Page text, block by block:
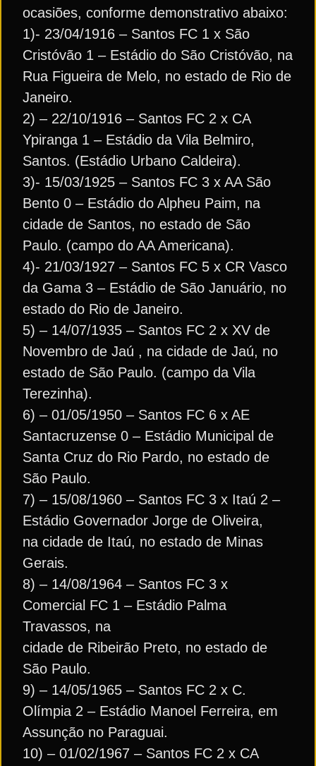
ocasiões, conforme demonstrativo abaixo:
1)- 23/04/1916 – Santos FC 1 x São
Cristóvão 1 – Estádio do São Cristóvão, na
Rua Figueira de Melo, no estado de Rio de
Janeiro.
2) – 22/10/1916 – Santos FC 2 x CA
Ypiranga 1 – Estádio da Vila Belmiro,
Santos. (Estádio Urbano Caldeira).
3)- 15/03/1925 – Santos FC 3 x AA São
Bento 0 – Estádio do Alpheu Paim, na
cidade de Santos, no estado de São
Paulo. (campo do AA Americana).
4)- 21/03/1927 – Santos FC 5 x CR Vasco
da Gama 3 – Estádio de São Januário, no
estado do Rio de Janeiro.
5) – 14/07/1935 – Santos FC 2 x XV de
Novembro de Jaú , na cidade de Jaú, no
estado de São Paulo. (campo da Vila
Terezinha).
6) – 01/05/1950 – Santos FC 6 x AE
Santacruzense 0 – Estádio Municipal de
Santa Cruz do Rio Pardo, no estado de
São Paulo.
7) – 15/08/1960 – Santos FC 3 x Itaú 2 –
Estádio Governador Jorge de Oliveira,
na cidade de Itaú, no estado de Minas
Gerais.
8) – 14/08/1964 – Santos FC 3 x
Comercial FC 1 – Estádio Palma
Travassos, na
cidade de Ribeirão Preto, no estado de
São Paulo.
9) – 14/05/1965 – Santos FC 2 x C.
Olímpia 2 – Estádio Manoel Ferreira, em
Assunção no Paraguai.
10) – 01/02/1967 – Santos FC 2 x CA